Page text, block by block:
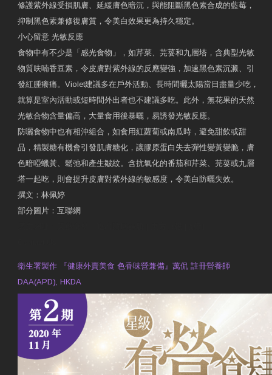
修護紫外線受損肌膚、延緩膚色暗沉，與能阻斷黑色素合成的藍莓，
抑制黑色素兼修復膚質，令美白效果更為持久穩定。
小心留意 光敏反應
食物中有不少是「感光食物」，如芹菜、芫荽和九層塔，含典型光敏
物質呋喃香豆素，令皮膚對紫外線的反應變強，加速黑色素沉澱、引
發紅腫癢痛。Violet建議多在戶外活動、長時間曬太陽當日盡量少吃，
就算是室內活動或短時間外出者也不建議多吃。此外，無花果的天然
光敏合物含量偏高，大量食用後暴曬，易誘發光敏反應。
防曬食物中也有相沖組合，如食用紅蘿蔔或南瓜時，避免甜飲或甜
品，精製糖有機會引發肌膚糖化，讓膠原蛋白失去彈性變黃變脆，膚
色暗啞蠟黃、鬆弛和產生皺紋。含抗氧化的番茄和芹菜、芫荽或九層
塔一起吃，則會提升皮膚對紫外線的敏感度，令美白防曬失效。
撰文：林佩婷
部分圖片：互聯網
衛生署製作 『健康外賣美食 色香味營兼備』萬侃 註冊營養師
DAA(APD), HKDA